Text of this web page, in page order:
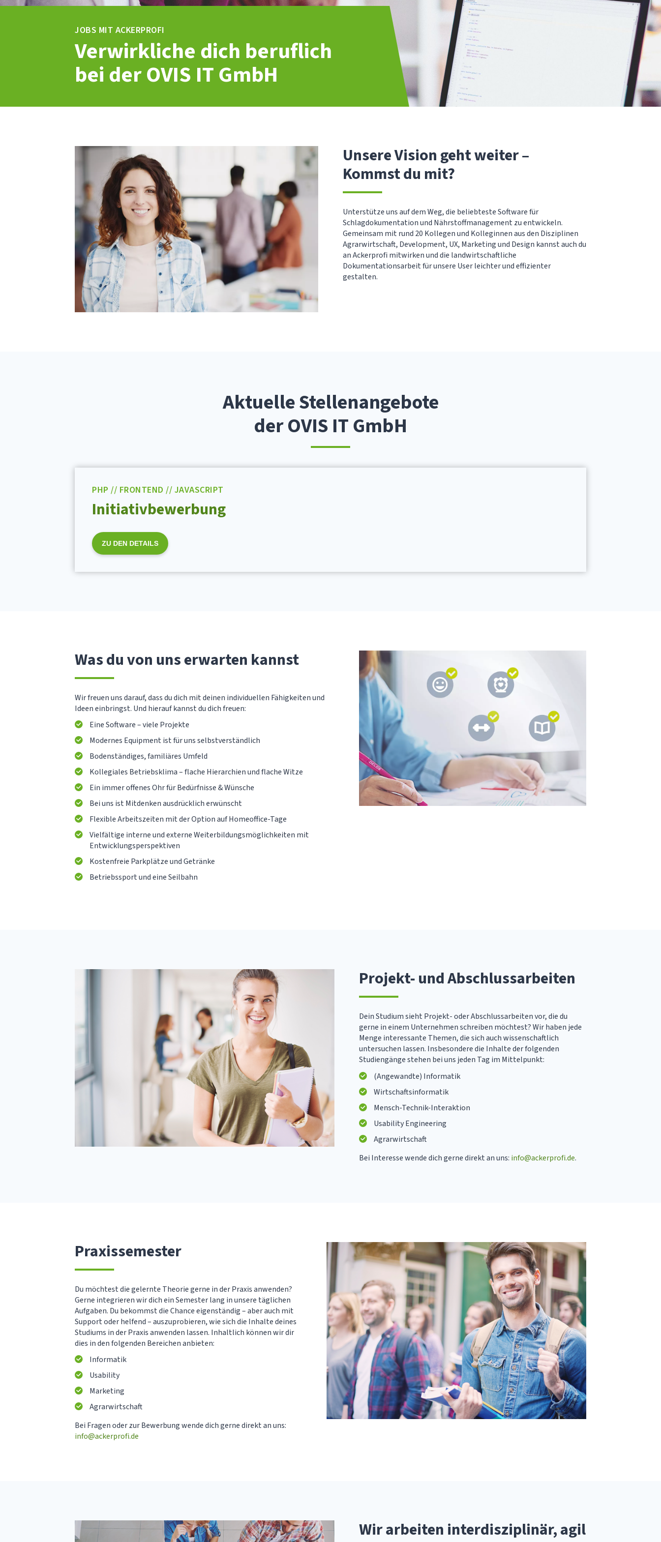
JOBS MIT ACKERPROFI
Verwirkliche dich beruflich
bei der OVIS IT GmbH
Unsere Vision geht weiter –
Kommst du mit?
Unterstütze uns auf dem Weg, die beliebteste Software für
Schlagdokumentation und Nährstoffmanagement zu entwickeln.
Gemeinsam mit rund 20 Kollegen und Kolleginnen aus den Disziplinen
Agrarwirtschaft, Development, UX, Marketing und Design kannst auch du
an Ackerprofi mitwirken und die landwirtschaftliche
Dokumentationsarbeit für unsere User leichter und effizienter
gestalten.
Aktuelle Stellenangebote
der OVIS IT GmbH
PHP // FRONTEND // JAVASCRIPT
Initiativbewerbung
ZU DEN DETAILS
Was du von uns erwarten kannst
Wir freuen uns darauf, dass du dich mit deinen individuellen Fähigkeiten und
Ideen einbringst. Und hierauf kannst du dich freuen:
Eine Software – viele Projekte
Modernes Equipment ist für uns selbstverständlich
Bodenständiges, familiäres Umfeld
Kollegiales Betriebsklima – flache Hierarchien und flache Witze
Ein immer offenes Ohr für Bedürfnisse & Wünsche
Bei uns ist Mitdenken ausdrücklich erwünscht
Flexible Arbeitszeiten mit der Option auf Homeoffice-Tage
Vielfältige interne und externe Weiterbildungsmöglichkeiten mit
Entwicklungsperspektiven
Kostenfreie Parkplätze und Getränke
Betriebssport und eine Seilbahn
Projekt- und Abschlussarbeiten
Dein Studium sieht Projekt- oder Abschlussarbeiten vor, die du
gerne in einem Unternehmen schreiben möchtest? Wir haben jede
Menge interessante Themen, die sich auch wissenschaftlich
untersuchen lassen. Insbesondere die Inhalte der folgenden
Studiengänge stehen bei uns jeden Tag im Mittelpunkt:
(Angewandte) Informatik
Wirtschaftsinformatik
Mensch-Technik-Interaktion
Usability Engineering
Agrarwirtschaft
Bei Interesse wende dich gerne direkt an uns: info@ackerprofi.de.
Praxissemester
Du möchtest die gelernte Theorie gerne in der Praxis anwenden?
Gerne integrieren wir dich ein Semester lang in unsere täglichen
Aufgaben. Du bekommst die Chance eigenständig – aber auch mit
Support oder helfend – auszuprobieren, wie sich die Inhalte deines
Studiums in der Praxis anwenden lassen. Inhaltlich können wir dir
dies in den folgenden Bereichen anbieten:
Informatik
Usability
Marketing
Agrarwirtschaft
Bei Fragen oder zur Bewerbung wende dich gerne direkt an uns:
info@ackerprofi.de
Wir arbeiten interdisziplinär, agil